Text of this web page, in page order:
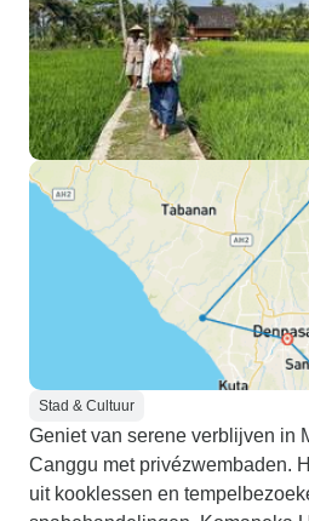
Stad & Cultuur
Geniet van serene verblijven in
Canggu met privézwembaden.
uit kooklessen en